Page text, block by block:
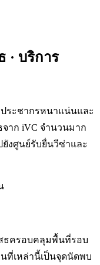
· บริการ
ระชากรหนาแน่นและ
าก iVC จำนวนมาก
ยังศูนย์รับยื่นวีซ่าและ
ธครอบคลุมพื้นที่รอบ
ที่เหล่านี้เป็นจุดนัดพบ